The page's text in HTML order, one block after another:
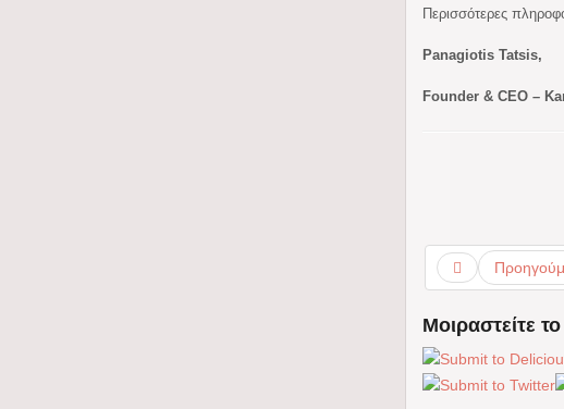
Περισσότερες
Panagiotis Tatsis,
Founder & CEO –
Μοιραστείτε το